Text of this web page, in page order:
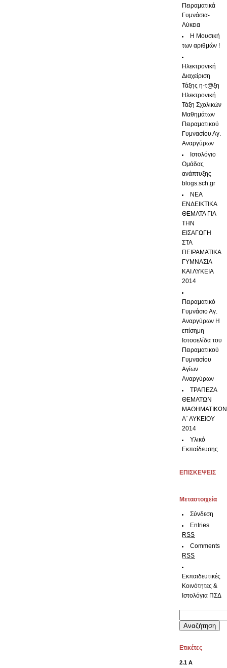
Πειραματικά
Γυμνάσια-
Λύκεια
Η Μουσική
των αριθμών !
Ηλεκτρονική
Διαχείριση
Τάξης η-τ@ξη
Ηλεκτρονική
Τάξη Σχολικών
Μαθημάτων
Πειραματικού
Γυμνασίου Αγ.
Αναργύρων
Ιστολόγιο
Ομάδας
ανάπτυξης
blogs.sch.gr
ΝΕΑ
ΕΝΔΕΙΚΤΙΚΑ
ΘΕΜΑΤΑ ΓΙΑ
ΤΗΝ
ΕΙΣΑΓΩΓΗ
ΣΤΑ
ΠΕΙΡΑΜΑΤΙΚΑ
ΓΥΜΝΑΣΙΑ
ΚΑΙ ΛΥΚΕΙΑ
2014
Πειραματικό
Γυμνάσιο Αγ.
Αναργύρων Η
επίσημη
Ιστοσελίδα του
Πειραματικού
Γυμνασίου
Αγίων
Αναργύρων
ΤΡΑΠΕΖΑ
ΘΕΜΑΤΩΝ
ΜΑΘΗΜΑΤΙΚΩΝ
Α΄ ΛΥΚΕΙΟΥ
2014
Υλικό
Εκπαίδευσης
ΕΠΙΣΚΕΨΕΙΣ
Μεταστοιχεία
Σύνδεση
Entries
RSS
Comments
RSS
Εκπαιδευτικές
Κοινότητες &
Ιστολόγια ΠΣΔ
για:
Ετικέτες
2.1 Α